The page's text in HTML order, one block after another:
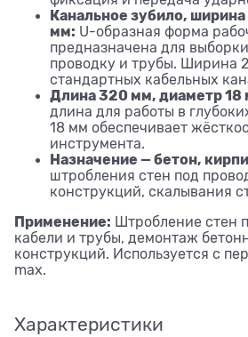
Канальное зубило,
мм: U-образная форма
предназначена для
проводку и трубы. Ширина
стандартных кабельных
Длина 320 мм, диаметр 18
длина для работы в
18 мм обеспечивает
инструмента.
Назначение — бетон,
штробления стен под
конструкций, скалывания
Применение: Штробление стен
кабели и трубы, демонтаж
конструкций. Используется с
max.
Характеристики